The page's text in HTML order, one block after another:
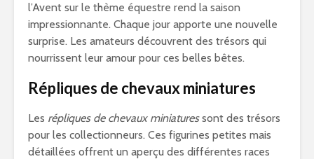
l’Avent sur le thème équestre rend la saison
impressionnante. Chaque jour apporte une nouvelle
surprise. Les amateurs découvrent des trésors qui
nourrissent leur amour pour ces belles bêtes.
Répliques de chevaux miniatures
Les répliques de chevaux miniaturessont des trésors
pour les collectionneurs. Ces figurines petites mais
détaillées offrent un aperçu des différentes races